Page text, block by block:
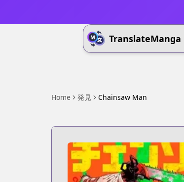
TranslateManga
Home 発見 Chainsaw Man